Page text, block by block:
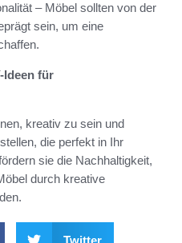
– Möbel sollten von der
sein, um eine
Ideen für
kreativ zu sein und
die perfekt in Ihr
sie die Nachhaltigkeit,
durch kreative
Twitter